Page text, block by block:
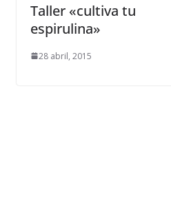
Taller «cultiva tu
espirulina»
28 abril, 2015